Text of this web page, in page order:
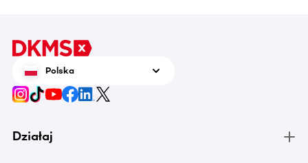
Polska
Działaj